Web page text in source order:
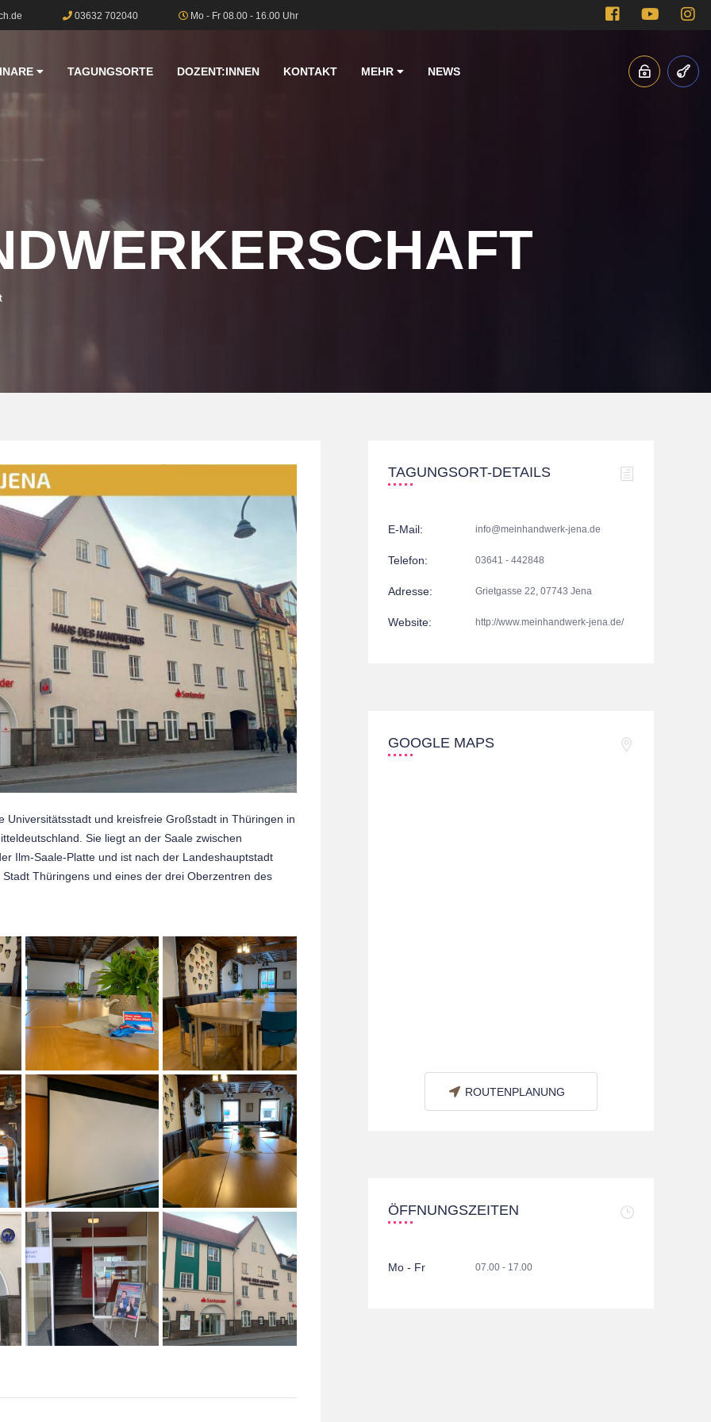
03632 702040 Mo - Fr 08.00 - 16.00 Uhr
TAGUNGSORTE DOZENT:INNEN KONTAKT MEHR NEWS
Universitätsstadt und kreisfreie Großstadt in Thüringen in
Sie liegt an der Saale zwischen
Ilm-Saale-Platte und ist nach der Landeshauptstadt
Thüringens und eines der drei Oberzentren des
TAGUNGSORT-DETAILS
E-Mail: info@meinhandwerk-jena.de
Telefon: 03641 - 442848
Adresse: Grietgasse 22, 07743 Jena
Website: http://www.meinhandwerk-jena.de/
GOOGLE MAPS
ROUTENPLANUNG
ÖFFNUNGSZEITEN
Mo - Fr 07.00 - 17.00